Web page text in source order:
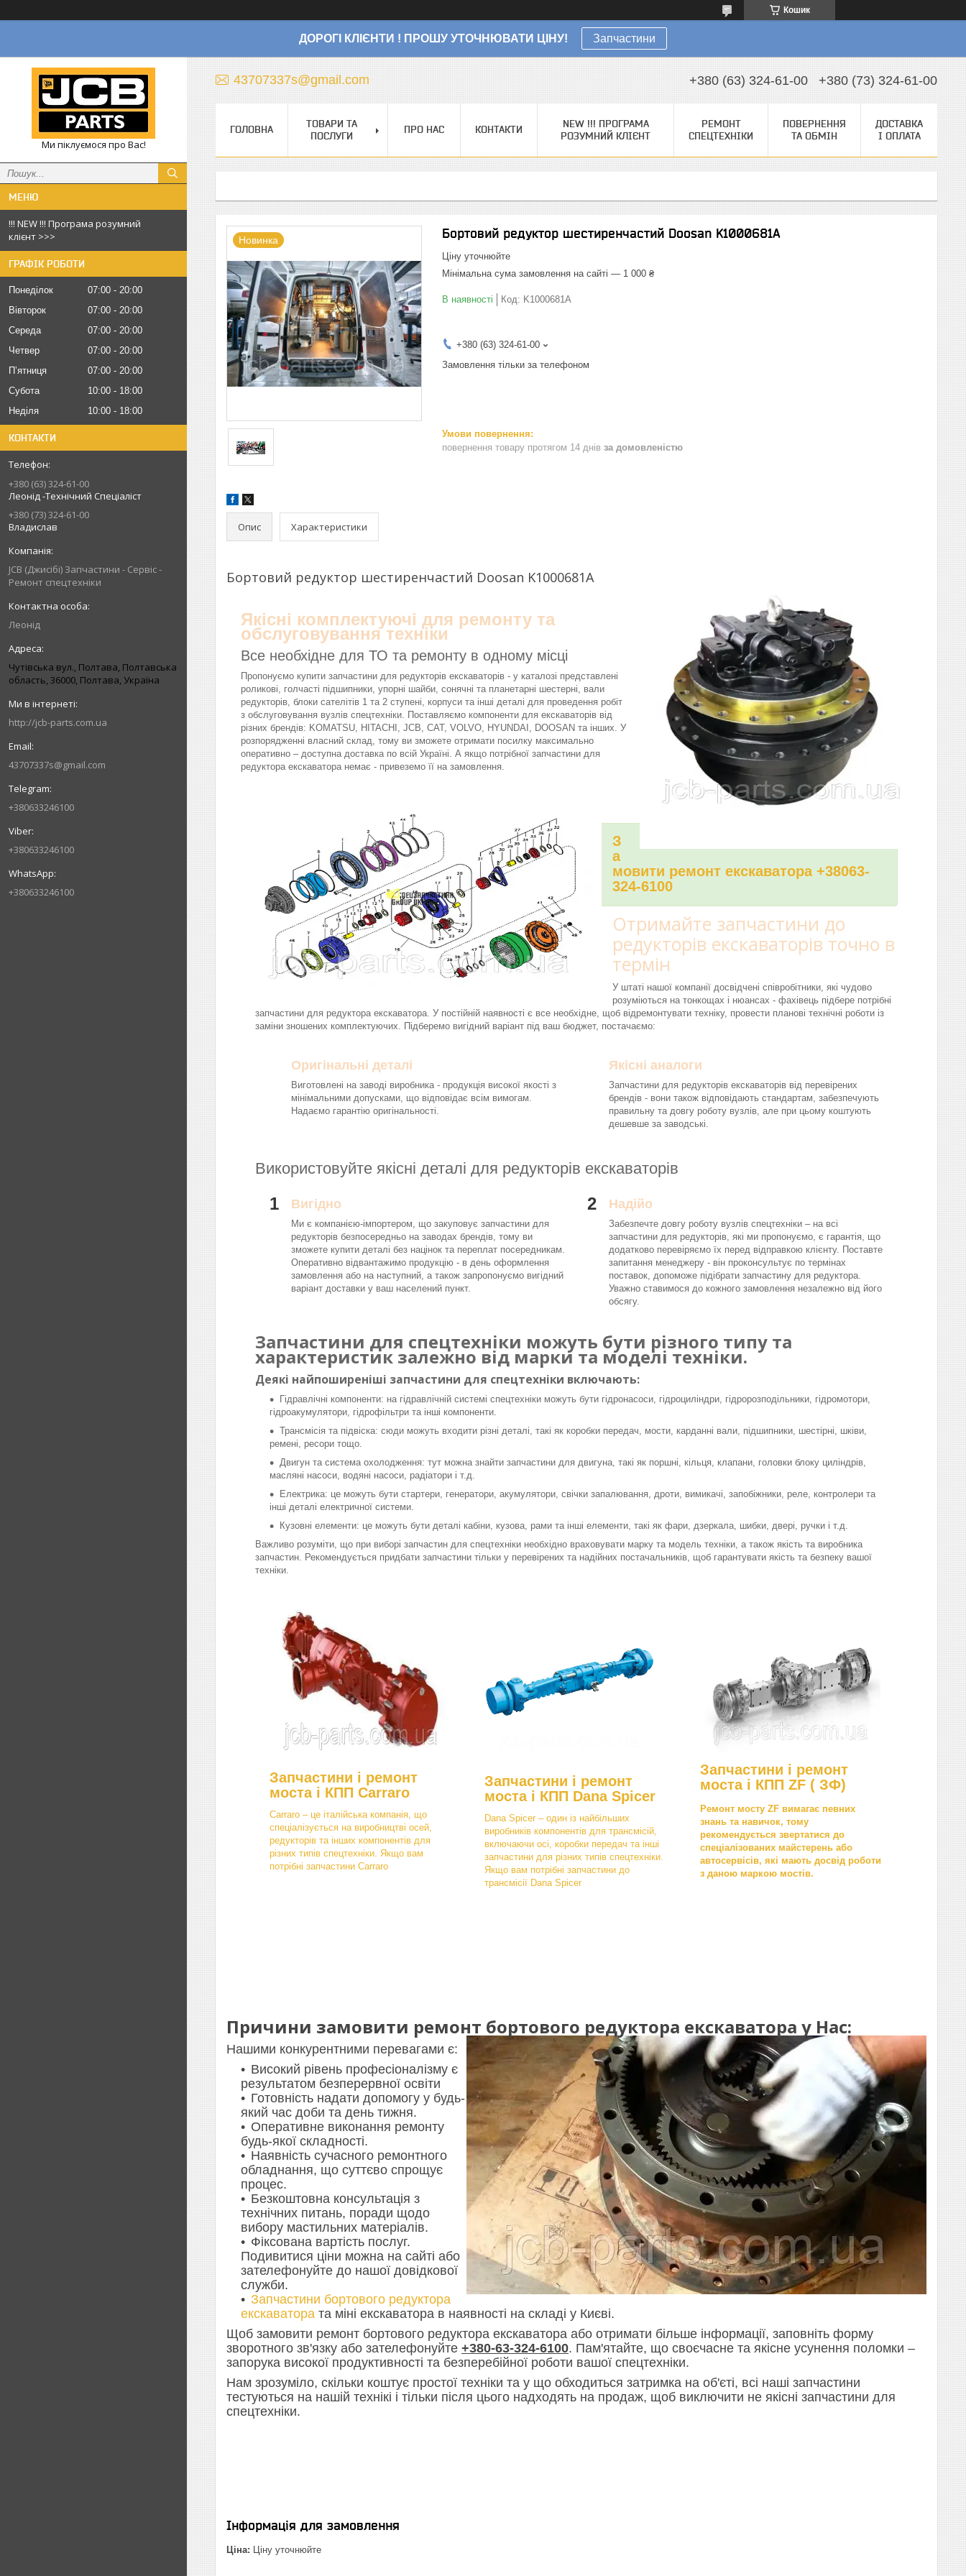
Кошик
ДОРОГІ КЛІЄНТИ ! ПРОШУ УТОЧНЮВАТИ ЦІНУ! Запчастини
Ми піклуємося про Вас!
!!! NEW !!! Програма розумний
клієнт >>>
ГРАФІК РОБОТИ
Понеділок 07:00
20:00
Вівторок
07:00
20:00
Середа
07:00
20:00
Четвер
07:00
20:00
Пʼятниця
07:00
20:00
Субота
10:00
18:00
Неділя
10:00 18:00
КОНТАКТИ
+380 (63) 324-61-00
Леонід -Технічний Спеціаліст
+380 (73) 324-61-00
Владислав
JCB (Джисібі) Запчастини - Сервіс -
Ремонт спецтехніки
Леонід
Чутівська вул., Полтава, Полтавська
область, 36000, Полтава, Україна
http://jcb-parts.com.ua
43707337s@gmail.com
+380633246100
+380633246100
+380633246100
43707337s@gmail.com +380 (63) 324-61-00 +380 (73) 324-61-00
ГОЛОВНА
ТОВАРИ ТА
ПОСЛУГИ
ПРО НАС КОНТАКТИ
NEW !!! ПРОГРАМА
РОЗУМНИЙ КЛІЄНТ
РЕМОНТ
СПЕЦТЕХНІКИ
ПОВЕРНЕННЯ
ТА ОБМІН
ДОСТАВКА
І ОПЛАТА
Новинка Бортовий редуктор шестиренчастий Doosan K1000681A
Ціну уточнюйте
Мінімальна сума замовлення на сайті — 1 000 ₴
В наявності Код: K1000681A
+380 (63) 324-61-00
Замовлення тільки за телефоном
повернення товару протягом 14 днів за домовленістю
Опис Характеристики
Бортовий редуктор шестиренчастий Doosan K1000681A
Якісні комплектуючі для ремонту та
обслуговування техніки
Все необхідне для ТО та ремонту в одному місці
Пропонуємо купити запчастини для редукторів екскаваторів - у каталозі представлені
роликові, голчасті підшипники, упорні шайби, сонячні та планетарні шестерні, вали
редукторів, блоки сателітів 1 та 2 ступені, корпуси та інші деталі для проведення робіт
з обслуговування вузлів спецтехніки. Поставляємо компоненти для екскаваторів від
різних брендів: KOMATSU, HITACHI, JCB, CAT, VOLVO, HYUNDAI, DOOSAN та інших. У
розпорядженні власний склад, тому ви зможете отримати посилку максимально
оперативно – доступна доставка по всій Україні. А якщо потрібної запчастини для
редуктора екскаватора немає - привеземо її на замовлення.
З
а
мовити ремонт екскаватора +38063-
324-6100
Отримайте запчастини до
редукторів екскаваторів точно в
термін
У штаті нашої компанії досвідчені співробітники, які чудово
розуміються на тонкощах і нюансах - фахівець підбере потрібні
запчастини для редуктора екскаватора. У постійній наявності є все необхідне, щоб відремонтувати техніку, провести планові технічні роботи із
заміни зношених комплектуючих. Підберемо вигідний варіант під ваш бюджет, постачаємо:
Оригінальні деталі
Виготовлені на заводі виробника - продукція високої якості з
мінімальними допусками, що відповідає всім вимогам.
Надаємо гарантію оригінальності.
Якісні аналоги
Запчастини для редукторів екскаваторів від перевірених
брендів - вони також відповідають стандартам, забезпечують
правильну та довгу роботу вузлів, але при цьому коштують
дешевше за заводські.
Використовуйте якісні деталі для редукторів екскаваторів
1 Вигідно
Ми є компанією-імпортером, що закуповує запчастини для
редукторів безпосередньо на заводах брендів, тому ви
зможете купити деталі без націнок та переплат посередникам.
Оперативно відвантажимо продукцію - в день оформлення
замовлення або на наступний, а також запропонуємо вигідний
варіант доставки у ваш населений пункт.
2 Надійо
Забезпечте довгу роботу вузлів спецтехніки – на всі
запчастини для редукторів, які ми пропонуємо, є гарантія, що
додатково перевіряємо їх перед відправкою клієнту. Поставте
запитання менеджеру - він проконсультує по термінах
поставок, допоможе підібрати запчастину для редуктора.
Уважно ставимося до кожного замовлення незалежно від його
обсягу.
Запчастини для спецтехніки можуть бути різного типу та
характеристик залежно від марки та моделі техніки.
Деякі найпоширеніші запчастини для спецтехніки включають:
Гідравлічні компоненти: на гідравлічній системі спецтехніки можуть бути гідронасоси, гідроциліндри, гідророзподільники, гідромотори,
гідроакумулятори, гідрофільтри та інші компоненти.
Трансмісія та підвіска: сюди можуть входити різні деталі, такі як коробки передач, мости, карданні вали, підшипники, шестірні, шківи,
ремені, ресори тощо.
Двигун та система охолодження: тут можна знайти запчастини для двигуна, такі як поршні, кільця, клапани, головки блоку циліндрів,
масляні насоси, водяні насоси, радіатори і т.д.
Електрика: це можуть бути стартери, генератори, акумулятори, свічки запалювання, дроти, вимикачі, запобіжники, реле, контролери та
інші деталі електричної системи.
Кузовні елементи: це можуть бути деталі кабіни, кузова, рами та інші елементи, такі як фари, дзеркала, шибки, двері, ручки і т.д.
Важливо розуміти, що при виборі запчастин для спецтехніки необхідно враховувати марку та модель техніки, а також якість та виробника
запчастин. Рекомендується придбати запчастини тільки у перевірених та надійних постачальників, щоб гарантувати якість та безпеку вашої
техніки.
Запчастини і ремонт
моста і КПП Carraro
Carraro – це італійська компанія, що
спеціалізується на виробництві осей,
редукторів та інших компонентів для
різних типів спецтехніки. Якщо вам
потрібні запчастини Carraro
Запчастини і ремонт
моста і КПП Dana Spicer
Dana Spicer – один із найбільших
виробників компонентів для трансмісій,
включаючи осі, коробки передач та інші
запчастини для різних типів спецтехніки.
Якщо вам потрібні запчастини до
трансмісії Dana Spicer
Запчастини і ремонт
моста і КПП ZF ( ЗФ)
Ремонт мосту ZF вимагає певних
знань та навичок, тому
рекомендується звертатися до
спеціалізованих майстерень або
автосервісів, які мають досвід роботи
з даною маркою мостів.
Причини замовити ремонт бортового редуктора екскаватора у Нас:
Нашими конкурентними перевагами є:
Високий рівень професіоналізму є
результатом безперервної освіти
Готовність надати допомогу у будь-
який час доби та день тижня.
Оперативне виконання ремонту
будь-якої складності.
Наявність сучасного ремонтного
обладнання, що суттєво спрощує
процес.
Безкоштовна консультація з
технічних питань, поради щодо
вибору мастильних матеріалів.
Фіксована вартість послуг.
Подивитися ціни можна на сайті або
зателефонуйте до нашої довідкової
служби.
Запчастини бортового редуктора
екскаватора та міні екскаватора в наявності на складі у Києві.
Щоб замовити ремонт бортового редуктора екскаватора або отримати більше інформації, заповніть форму
зворотного зв'язку або зателефонуйте +380-63-324-6100. Пам'ятайте, що своєчасне та якісне усунення поломки –
запорука високої продуктивності та безперебійної роботи вашої спецтехніки.
Нам зрозуміло, скільки коштує простої техніки та у що обходиться затримка на об'єті, всі наші запчастини
тестуються на нашій технікі і тільки після цього надходять на продаж, щоб виключити не якісні запчастини для
спецтехніки.
Інформація для замовлення
Ціна: Ціну уточнюйте